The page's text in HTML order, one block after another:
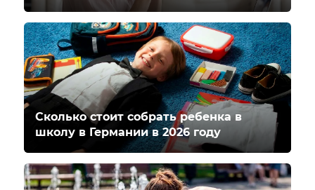
Сколько стоит собрать ребенка в
школу в Германии в 2026 году